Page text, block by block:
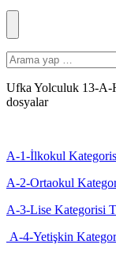
Menü
yapın:
Ufka Yolculuk 13-A-
dosyalar
A-1-İlkokul
A-2-Ortaokul
A-3-Lise Kategorisi
A-4-Yetişkin